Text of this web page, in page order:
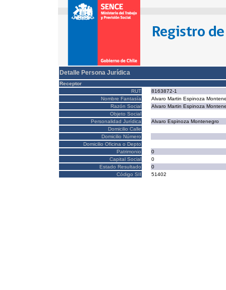
Detalle Persona Jurídica
Receptor
RUT
8163872-1
Nombre Fantasía
Alvaro Martin Espinoza
Razón Social
Alvaro Martin Espinoza
Objeto Social
Personalidad Jurídica
Alvaro Espinoza Montenegro
Domicilio Calle
Domicilio Número
Domicilio Oficina o Depto
Patrimonio
0
Capital Social
0
Estado Resultado
0
Código SII
51402